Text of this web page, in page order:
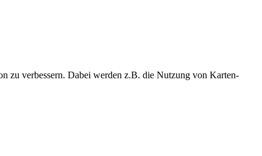
zu verbessern. Dabei werden z.B. die Nutzung von Karten-